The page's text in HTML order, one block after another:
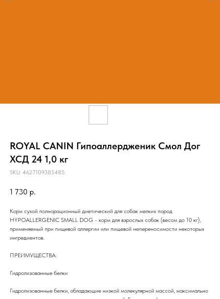
ROYAL CANIN Гипоаллердженик Смол Дог
ХСД 24 1,0 кг
SKU: 4627109385485
1 730 р.
Корм сухой полнорационный диетический для собак мелких пород
HYPOALLERGENIC SMALL DOG - корм для взрослых собак (весом до 10 кг),
применяемый при пищевой аллергии или пищевой непереносимости некоторых
ингредиентов.
ПРЕИМУЩЕСТВА:
Гидролизованные белки
Гидролизованные белки, обладающие низкой молекулярной массой, максимально